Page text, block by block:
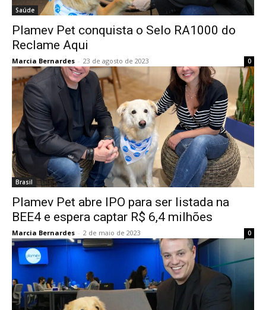
Saúde
Plamev Pet conquista o Selo RA1000 do
Reclame Aqui
Marcia Bernardes - 23 de agosto de 2023 0
Brasil
Plamev Pet abre IPO para ser listada na
BEE4 e espera captar R$ 6,4 milhões
Marcia Bernardes - 2 de maio de 2023 0